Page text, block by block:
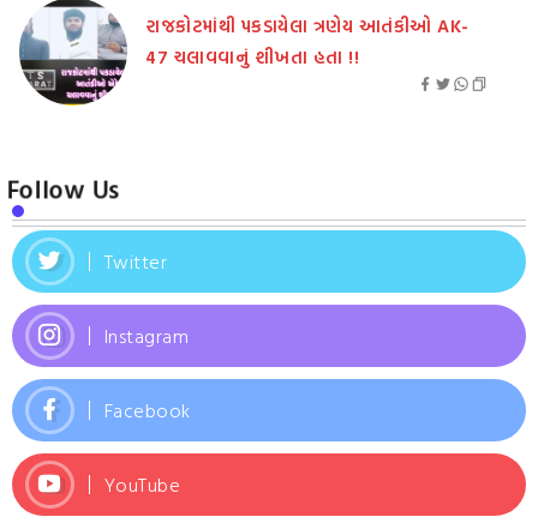
રાજકોટમાંથી પકડાયેલા ત્રણેય આતંકીઓ AK-
47 ચલાવવાનું શીખતા હતા !!
Follow Us
Twitter
Instagram
Facebook
YouTube